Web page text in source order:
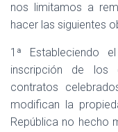
nos limitamos a
hacer las siguientes
1ª Estableciendo
inscripción de los
contratos
modifican la
República no hecho